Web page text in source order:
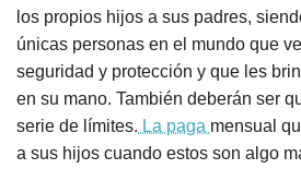
los propios hijos a sus padres,
únicas personas en el mundo que
seguridad y protección y que les
en su mano. También deberán ser
serie de límites. La paga mensual
a sus hijos cuando estos son algo